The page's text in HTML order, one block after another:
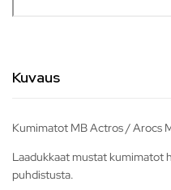
Kuvaus
Kumimatot MB Actros / Arocs
Laadukkaat mustat kumimatot
puhdistusta.